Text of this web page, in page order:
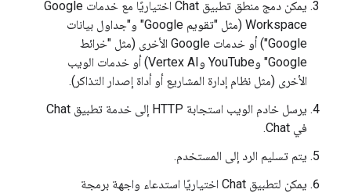
يمكن دمج منطق تطبيق Chat اختياريًا مع خدمات Google
Workspace (مثل "تقويم Google" و"جداول بيانات
Google") أو خدمات Google الأخرى (مثل "خرائط
Google" وYouTube وVertex AI) أو خدمات الويب
الأخرى (مثل نظام إدارة المشاريع أو أداة إصدار التذاكر).
يرسل خادم الويب استجابة HTTP إلى خدمة تطبيق Chat
في Chat.
يتم تسليم الرد إلى المستخدم.
يمكن لتطبيق Chat اختياريًا استدعاء واجهة برمجة